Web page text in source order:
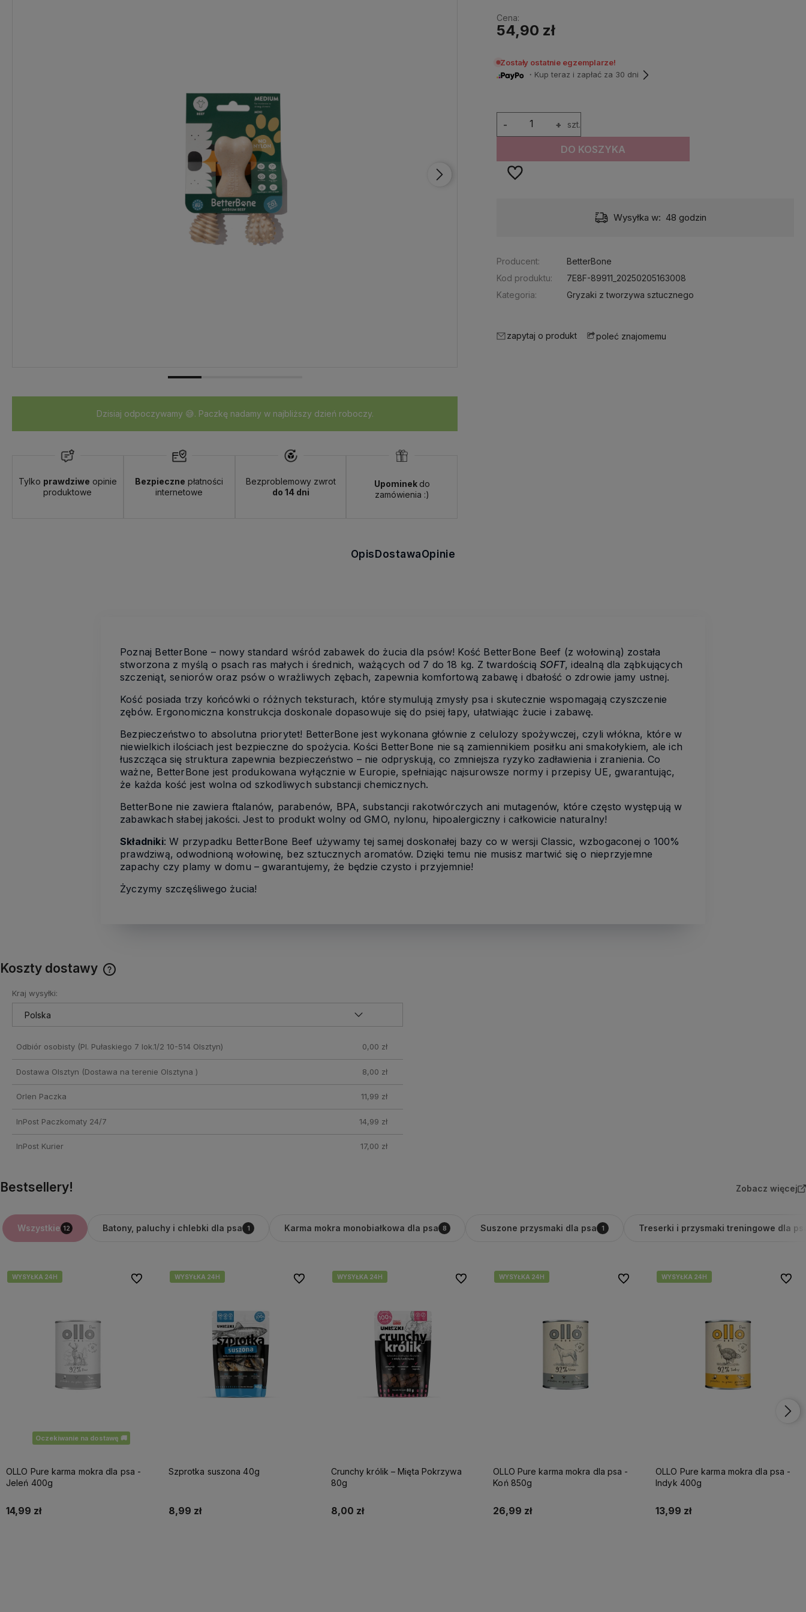
Dzisiaj odpoczywamy 😅. Paczkę nadamy w najbliższy dzień roboczy.
Tylko prawdziwe opinie
produktowe
Bezpieczne płatności
internetowe
Bezproblemowy zwrot
do 14 dni
Upominek do
zamówienia :)
Cena:
54,90 zł
Zostały ostatnie egzemplarze!
・Kup teraz i zapłać za 30 dni
+
- szt.
DO KOSZYKA
Wysyłka w: 48 godzin
Producent:
BetterBone
Kod produktu:
7E8F-89911_20250205163008
Kategoria:
Gryzaki z tworzywa sztucznego
zapytaj o produkt poleć znajomemu
Opis DostawaOpinie
Poznaj BetterBone – nowy standard wśród zabawek do żucia dla psów! Kość BetterBone Beef (z wołowiną) została
stworzona z myślą o psach ras małych i średnich, ważących od 7 do 18 kg. Z twardościąSOFT, idealną dla ząbkujących
szczeniąt, seniorów oraz psów o wrażliwych zębach, zapewnia komfortową zabawę i dbałość o zdrowie jamy ustnej.
Kość posiada trzy końcówki o różnych teksturach, które stymulują zmysły psa i skutecznie wspomagają czyszczenie
zębów. Ergonomiczna konstrukcja doskonale dopasowuje się do psiej łapy, ułatwiając żucie i zabawę.
Bezpieczeństwo to absolutna priorytet! BetterBone jest wykonana głównie z celulozy spożywczej, czyli włókna, które w
niewielkich ilościach jest bezpieczne do spożycia. Kości BetterBone nie są zamiennikiem posiłku ani smakołykiem, ale ich
łuszcząca się struktura zapewnia bezpieczeństwo – nie odpryskują, co zmniejsza ryzyko zadławienia i zranienia. Co
ważne, BetterBone jest produkowana wyłącznie w Europie, spełniając najsurowsze normy i przepisy UE, gwarantując,
że każda kość jest wolna od szkodliwych substancji chemicznych.
BetterBone nie zawiera ftalanów, parabenów, BPA, substancji rakotwórczych ani mutagenów, które często występują w
zabawkach słabej jakości. Jest to produkt wolny od GMO, nylonu, hipoalergiczny i całkowicie naturalny!
Składniki: W przypadku BetterBone Beef używamy tej samej doskonałej bazy co w wersji Classic, wzbogaconej o 100%
prawdziwą, odwodnioną wołowinę, bez sztucznych aromatów. Dzięki temu nie musisz martwić się o nieprzyjemne
zapachy czy plamy w domu – gwarantujemy, że będzie czysto i przyjemnie!
Życzymy szczęśliwego żucia!
Koszty dostawy
Kraj wysyłki:
Odbiór osobisty(Pl. Pułaskiego 7 lok.1/2 10-514 Olsztyn) 0,00 zł
Dostawa Olsztyn (Dostawa na terenie Olsztyna ) 8,00 zł
Orlen Paczka 11,99 zł
InPost Paczkomaty 24/7 14,99 zł
InPost Kurier 17,00 zł
Bestsellery! Zobacz więcej
Wszystkie 12 Batony, paluchy i chlebki dla psa 1 Karma mokra monobiałkowa dla psa 8 Suszone przysmaki dla psa 1 Treserki i przysmaki treningowe dla
Oczekiwanie na dostawę 🚚
WYSYŁKA 24H
WYSYŁKA 24H
OLLO Pure karma mokra dla psa -
Jeleń 400g
14,99 zł
Do ulubionychWYSYŁKA 24H
WYSYŁKA 24H
Szprotka suszona 40g
8,99 zł
Do ulubionychWYSYŁKA 24H
WYSYŁKA 24H
Crunchy królik – Mięta Pokrzywa
80g
8,00 zł
Do ulubionychWYSYŁKA 24H
WYSYŁKA 24H
OLLO Pure karma mokra dla psa -
Koń 850g
26,99 zł
Do ulubionychWYSYŁKA 24H
WYSYŁKA 24H
OLLO Pure karma mokra dla psa -
Indyk 400g
13,99 zł
Do